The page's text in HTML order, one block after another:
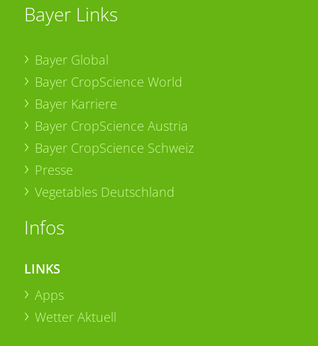
Bayer Links
Bayer Global
Bayer CropScience World
Bayer Karriere
Bayer CropScience Austria
Bayer CropScience Schweiz
Presse
Vegetables Deutschland
Infos
LINKS
Apps
Wetter Aktuell